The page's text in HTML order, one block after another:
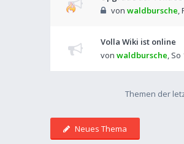
von waldbursche,
Volla Wiki ist online
von waldbursche, So
Themen der
Neues Thema